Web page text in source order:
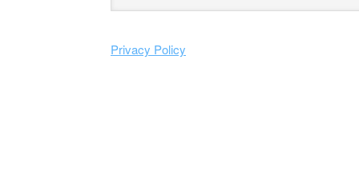
Privacy Policy